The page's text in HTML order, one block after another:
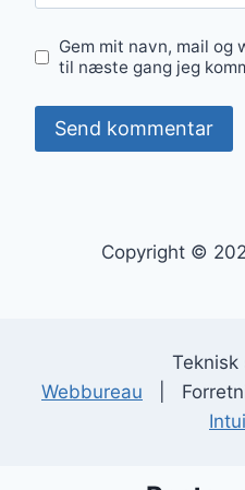
Gem mit navn, mail
til næste gang jeg
Copyright ©
Teknisk
Webbureau |